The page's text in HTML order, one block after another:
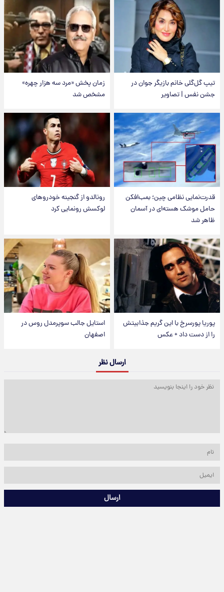
تیپ گل‌گلی خانم بازیگر جوان در
جشن نفس | تصاویر
زمان پخش «مرد سه هزار چهره»
مشخص شد
قدرت‌نمایی نظامی چین؛ بمب‌افکن
حامل موشک هسته‌ای در آسمان
ظاهر شد
رونالدو از گنجینه خودروهای
لوکسش رونمایی کرد
پوریا پورسرخ با این گریم جذابیتش
را از دست داد + عکس
استایل جالب سوپرمدل روس در
اصفهان
ارسال نظر
ارسال